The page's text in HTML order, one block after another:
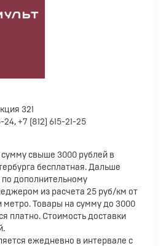
321
24, +7 (812) 615-21-25
свыше 3000 рублей в
бесплатная. Дальше
дополнительному
из расчета 25 руб/км от
Товары на сумму до 3000
платно. Стоимость доставки
ежедневно в интервале с